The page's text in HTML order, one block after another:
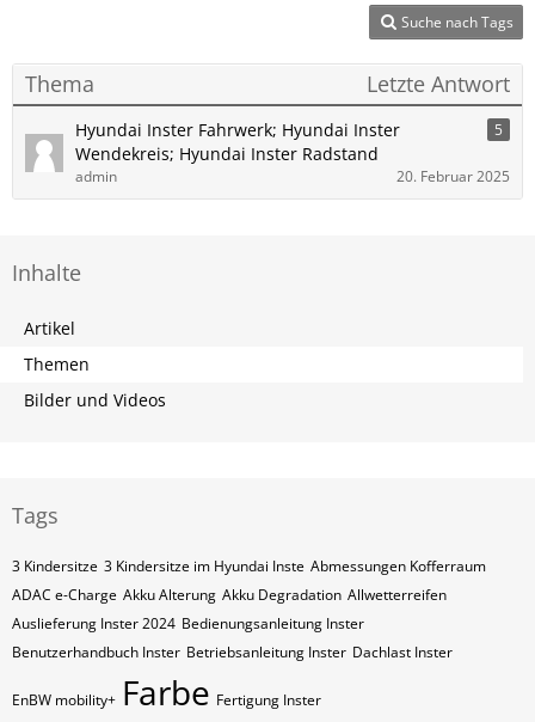
Suche nach Tags
Thema Letzte Antwort
Hyundai Inster Fahrwerk; Hyundai Inster
Wendekreis; Hyundai Inster Radstand
5
admin 20. Februar 2025
Inhalte
Artikel
Themen
Bilder und Videos
Tags
3 Kindersitze 3 Kindersitze im Hyundai Inste Abmessungen Kofferraum
ADAC e-Charge Akku Alterung Akku Degradation Allwetterreifen
Auslieferung Inster 2024 Bedienungsanleitung Inster
Benutzerhandbuch Inster Betriebsanleitung Inster Dachlast Inster
EnBW mobility+ Farbe Fertigung Inster